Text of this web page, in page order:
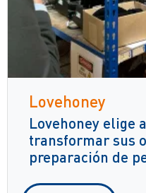
Lovehoney
Lovehoney elige
transformar sus
preparación de